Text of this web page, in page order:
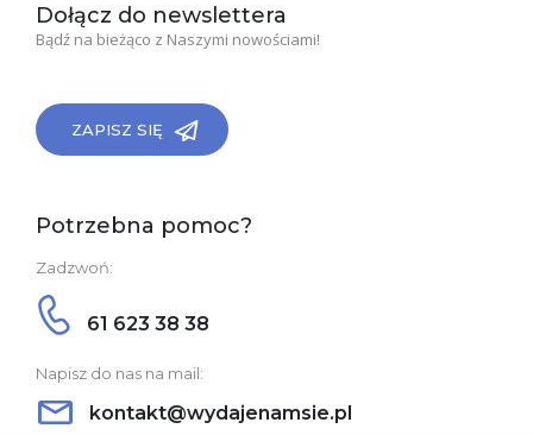
Dołącz do newslettera
Bądź na bieżąco z Naszymi nowościami!
ZAPISZ SIĘ
Potrzebna pomoc?
Zadzwoń:
61 623 38 38
Napisz do nas na mail:
kontakt@wydajenamsie.pl